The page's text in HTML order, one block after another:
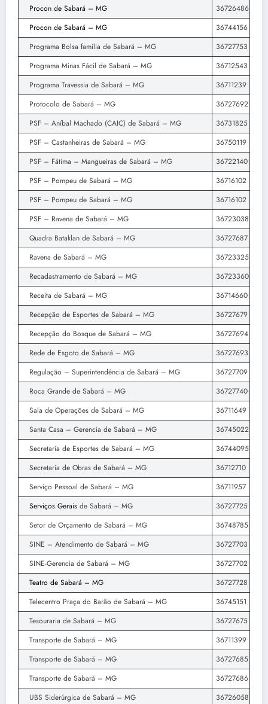
Procon de Sabará – MG
36726486
Procon de Sabará – MG
36744156
Programa Bolsa família de Sabará – MG
36727753
Programa Minas Fácil de Sabará – MG
36712543
Programa Travessia de Sabará – MG
36711239
Protocolo de Sabará – MG
36727692
PSF – Aníbal Machado (CAIC) de Sabará – MG
36731825
PSF – Castanheiras de Sabará – MG
36750119
PSF – Fátima – Mangueiras de Sabará – MG
36722140
PSF – Pompeu de Sabará – MG
36716102
PSF – Pompeu de Sabará – MG
36716102
PSF – Ravena de Sabará – MG
36723038
Quadra Bataklan de Sabará – MG
36727687
Ravena de Sabará – MG
36723325
Recadastramento de Sabará – MG
36723360
Receita de Sabará – MG
36714660
Recepção de Esportes de Sabará – MG
36727679
Recepção do Bosque de Sabará – MG
36727694
Rede de Esgoto de Sabará – MG
36727693
Regulação – Superintendência de Sabará – MG
36727709
Roca Grande de Sabará – MG
36727740
Sala de Operações de Sabará – MG
36711649
Santa Casa – Gerencia de Sabará – MG
36745022
Secretaria de Esportes de Sabará – MG
36744095
Secretaria de Obras de Sabará – MG
36712710
Serviço Pessoal de Sabará – MG
36711957
Serviços Gerais de Sabará – MG
36727725
Setor de Orçamento de Sabará – MG
36748785
SINE – Atendimento de Sabará – MG
36727703
SINE-Gerencia de Sabará – MG
36727702
Teatro de Sabará – MG
36727728
Telecentro Praça do Barão de Sabará – MG
36745151
Tesouraria de Sabará – MG
36727675
Transporte de Sabará – MG
36711399
Transporte de Sabará – MG
36727685
Transporte de Sabará – MG
36727686
UBS Siderúrgica de Sabará – MG
36726058